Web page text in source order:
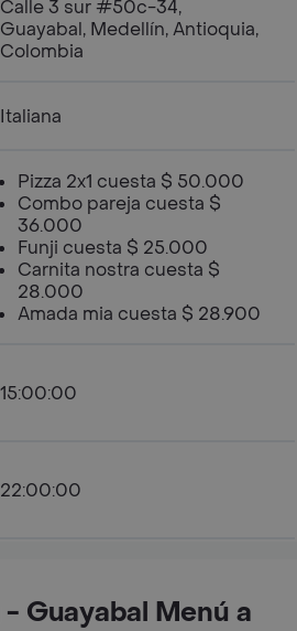
Calle 3 sur #50c-34,
Guayabal, Medellín, Antioquia,
Colombia
Italiana
Pizza 2x1 cuesta $ 50.000
Combo pareja cuesta $
36.000
Funji cuesta $ 25.000
Carnita nostra cuesta $
28.000
Amada mia cuesta $ 28.900
15:00:00
22:00:00
Guayabal Menú a